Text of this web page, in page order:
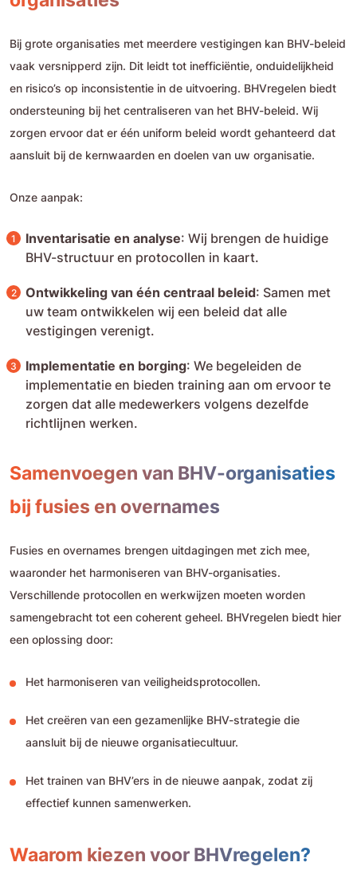
Bij grote organisaties met meerdere vestigingen kan BHV-beleid
vaak versnipperd zijn. Dit leidt tot inefficiëntie, onduidelijkheid
en risico’s op inconsistentie in de uitvoering. BHVregelen biedt
ondersteuning bij het centraliseren van het BHV-beleid. Wij
zorgen ervoor dat er één uniform beleid wordt gehanteerd dat
aansluit bij de kernwaarden en doelen van uw organisatie.
Onze aanpak:
Inventarisatie en analyse: Wij brengen de huidige
BHV-structuur en protocollen in kaart.
Ontwikkeling van één centraal beleid: Samen met
uw team ontwikkelen wij een beleid dat alle
vestigingen verenigt.
Implementatie en borging: We begeleiden de
implementatie en bieden training aan om ervoor te
zorgen dat alle medewerkers volgens dezelfde
richtlijnen werken.
Samenvoegen van BHV-organisaties
bij fusies en overnames
Fusies en overnames brengen uitdagingen met zich mee,
waaronder het harmoniseren van BHV-organisaties.
Verschillende protocollen en werkwijzen moeten worden
samengebracht tot een coherent geheel. BHVregelen biedt hier
een oplossing door:
Het harmoniseren van veiligheidsprotocollen.
Het creëren van een gezamenlijke BHV-strategie die
aansluit bij de nieuwe organisatiecultuur.
Het trainen van BHV’ers in de nieuwe aanpak, zodat zij
effectief kunnen samenwerken.
Waarom kiezen voor BHVregelen?